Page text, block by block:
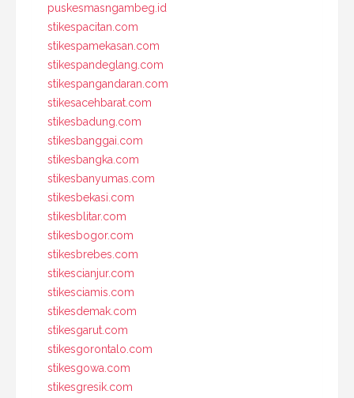
puskesmasngambeg.id
stikespacitan.com
stikespamekasan.com
stikespandeglang.com
stikespangandaran.com
stikesacehbarat.com
stikesbadung.com
stikesbanggai.com
stikesbangka.com
stikesbanyumas.com
stikesbekasi.com
stikesblitar.com
stikesbogor.com
stikesbrebes.com
stikescianjur.com
stikesciamis.com
stikesdemak.com
stikesgarut.com
stikesgorontalo.com
stikesgowa.com
stikesgresik.com